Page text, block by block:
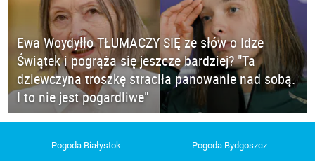
Ewa Woydyłło TŁUMACZY SIĘ ze słów o Idze
Świątek i pogrąża się jeszcze bardziej? "Ta
dziewczyna troszkę straciła panowanie nad sobą.
I to nie jest pogardliwe"
Pogoda Białystok Pogoda Bydgoszcz